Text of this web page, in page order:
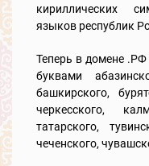
кириллических
языков республик
Теперь в домене
буквами
башкирского,
черкесского,
татарского,
чеченского,